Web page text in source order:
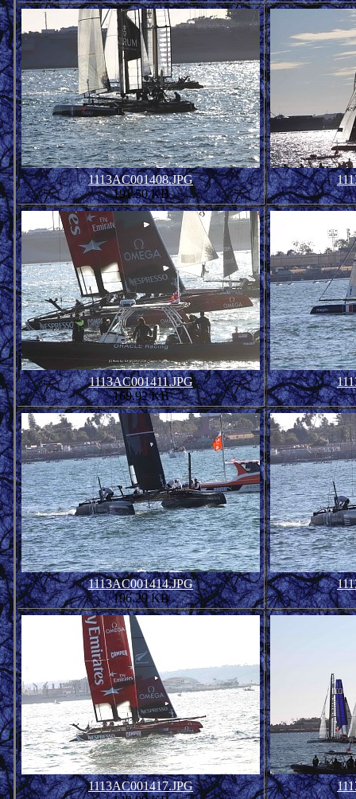
1113AC001408.JPG
191.50 KB
1113AC001411.JPG
169.92 KB
1113AC001414.JPG
196.29 KB
1113AC001417.JPG